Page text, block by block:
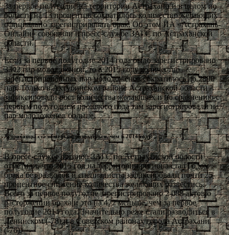
За первое полугодие на территории Астрахани и в целом по
области на 13 процентов сократилось количество желающих
официально зарегистрировать брак. Об этом ИА «Астрахань-
Онлайн» сообщили в пресс-службе ЗАГС по Астраханской
области.
Если за первое полугодие 2014 года было зарегистрировано
3342 пар молодожёнов, то в 2015 году количество
зарегистрированных пар молодожёнов сократилось до 2890
пар. Только в Ахтубинском районе Астраханской области
зафиксировали рост количества желающих и по сравнению с
первым полугодием прошлого года там зарегистрировали на 7
пар молодожёнов больше.
Астраханцы стали меньше разводиться, чем в 2014 году.
В пресс-службе органов ЗАГС по Астраханской области
отметили, что 2015 год на территории региона стал Годом
брака без разводов и специалисты зафиксировали почти 25-
процентное снижение количества желающих развестись.
Всего за первое полугодие зарегистрировано 2 088 актов о
расторжении брака и это на 472 меньше, чем за первое
полугодие 2014 года. Значительно реже стали разводиться в
Ленинском (-78) и в Советском районах города Астрахани
(-76).